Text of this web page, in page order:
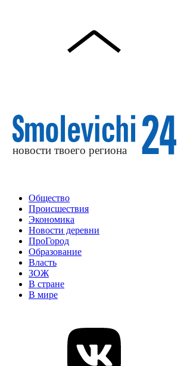
Общество
Происшествия
Экономика
Новости деревни
ПроГород
Образование
Власть
ЗОЖ
В стране
В мире